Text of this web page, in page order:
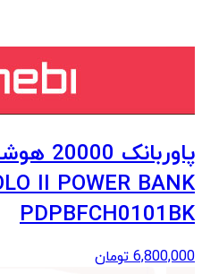
II POWER BANK
PDPBFCH0101BK
6,800,000 تومان